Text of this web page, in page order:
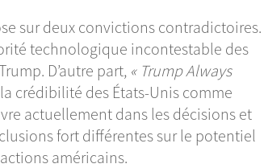
sur deux convictions contradictoires.
technologique incontestable des
D’autre part, « Trump Always
crédibilité des États-Unis comme
actuellement dans les décisions et
fort différentes sur le potentiel
américains.